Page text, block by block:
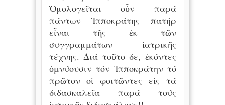
Ὁμολογεῖται οὖν παρά
πάντων Ἱπποκράτης πατήρ
εἶναι τῆς ἐκ τῶν
συγγραμμάτων ἰατρικῆς
τέχνης. Διά τοῦτο δε, ἑκόντες
ὀμνύουσιν τόν Ἰπποκράτην τό
πρῶτον οἱ φοιτῶντες εἰς τά
διδασκαλεῖα παρά τούς